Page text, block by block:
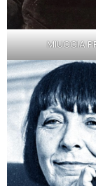
MIUCCIA